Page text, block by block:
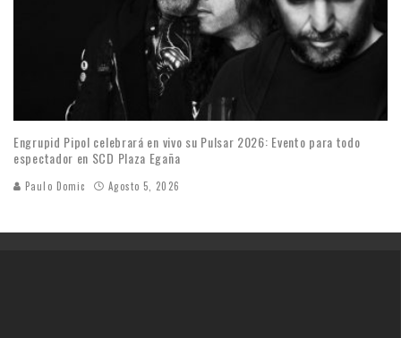
Engrupid Pipol celebrará en vivo su Pulsar 2026: Evento para todo
espectador en SCD Plaza Egaña
Paulo Domic Agosto 5, 2026